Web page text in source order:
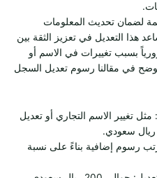
لضمان تحديث المعلومات
هذا التعديل في تعزيز الثقة بين
بسبب تغييرات في الاسم أو
في مقالنا رسوم تعديل السجل
تغيير الاسم التجاري أو تعديل
رسوم إضافية بناءً على نسبة